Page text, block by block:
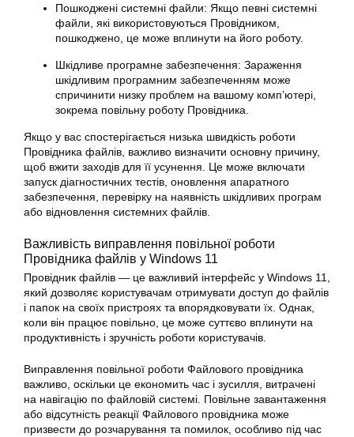
Пошкоджені системні файли: Якщо певні системні
файли, які використовуються Провідником,
пошкоджено, це може вплинути на його роботу.
Шкідливе програмне забезпечення: Зараження
шкідливим програмним забезпеченням може
спричинити низку проблем на вашому комп’ютері,
зокрема повільну роботу Провідника.
Якщо у вас спостерігається низька швидкість роботи
Провідника файлів, важливо визначити основну причину,
щоб вжити заходів для її усунення. Це може включати
запуск діагностичних тестів, оновлення апаратного
забезпечення, перевірку на наявність шкідливих програм
або відновлення системних файлів.
Важливість виправлення повільної роботи
Провідника файлів у Windows 11
Провідник файлів — це важливий інтерфейс у Windows 11,
який дозволяє користувачам отримувати доступ до файлів
і папок на своїх пристроях та впорядковувати їх. Однак,
коли він працює повільно, це може суттєво вплинути на
продуктивність і зручність роботи користувачів.
Виправлення повільної роботи Файлового провідника
важливо, оскільки це економить час і зусилля, витрачені
на навігацію по файловій системі. Повільне завантаження
або відсутність реакції Файлового провідника може
призвести до розчарування та помилок, особливо під час